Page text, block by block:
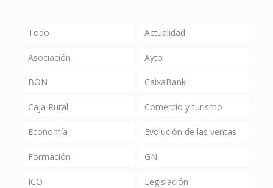
Todo Actualidad
Asociación Ayto
BON CaixaBank
Caja Rural Comercio y turismo
Economía Evolución de las ventas
Formación GN
ICO Legislación